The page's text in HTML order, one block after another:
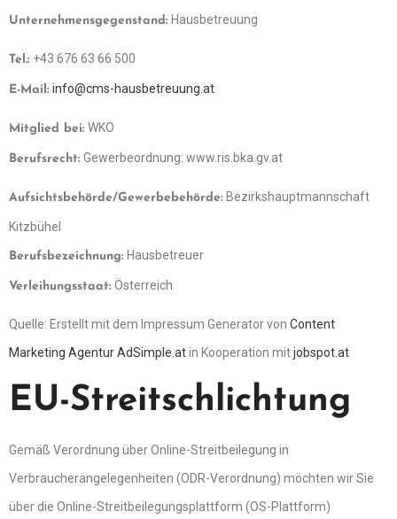
Unternehmensgegenstand: Hausbetreuung
Tel.: +43 676 63 66 500
E-Mail: info@cms-hausbetreuung.at
Mitglied bei: WKO
Berufsrecht: Gewerbeordnung: www.ris.bka.gv.at
Aufsichtsbehörde/Gewerbebehörde: Bezirkshauptmannschaft
Kitzbühel
Berufsbezeichnung: Hausbetreuer
Verleihungsstaat: Österreich
Quelle: Erstellt mit dem Impressum Generator von Content
Marketing Agentur AdSimple.atin Kooperation mitjobspot.at
EU-Streitschlichtung
Gemäß Verordnung über Online-Streitbeilegung in
Verbraucherangelegenheiten (ODR-Verordnung) möchten wir Sie
über die Online-Streitbeilegungsplattform (OS-Plattform)